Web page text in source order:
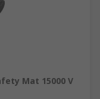
Mat 15000 V